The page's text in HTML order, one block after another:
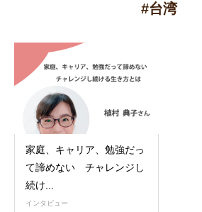
#台湾
家庭、キャリア、勉強だっ
て諦めない チャレンジし
続け...
インタビュー